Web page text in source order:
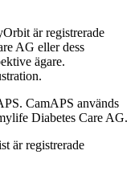
är registrerade
AG eller dess
ägare.
CamAPS används
Diabetes Care AG.
är registrerade